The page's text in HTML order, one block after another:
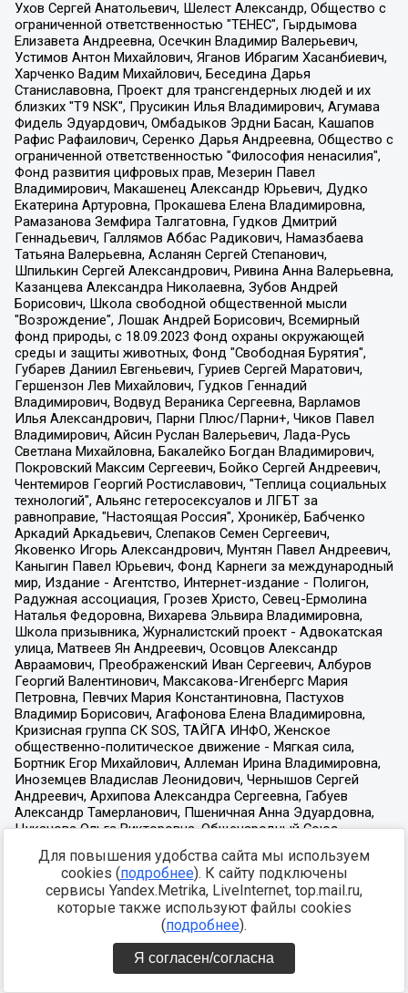
Для повышения удобства сайта мы используем
cookies (подробнее). К сайту подключены
сервисы Yandex.Metrika, LiveInternet, top.mail.ru,
которые также используют файлы cookies
(подробнее).
Я согласен/согласна